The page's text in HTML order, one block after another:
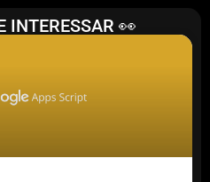
INTERESSAR 👀